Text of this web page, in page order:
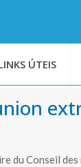
ÚTEIS
du Conseil des